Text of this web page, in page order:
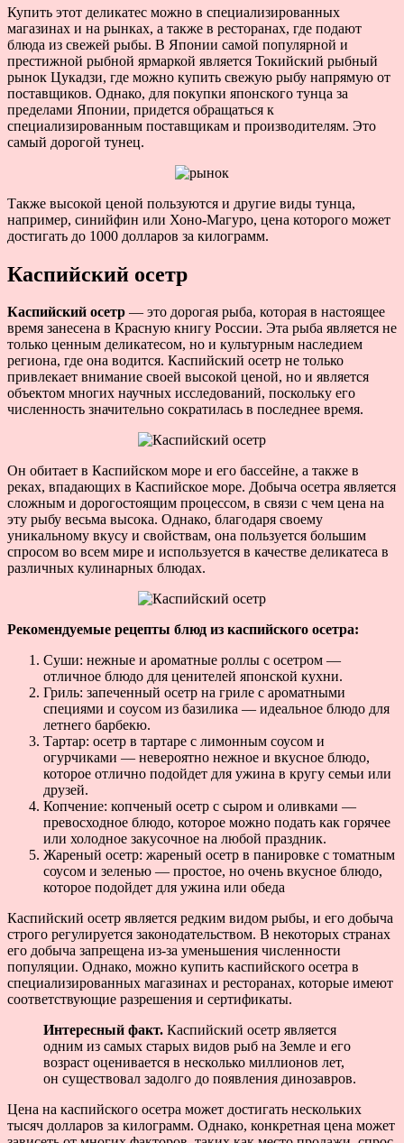
Купить этот деликатес можно в специализированных
магазинах и на рынках, а также в ресторанах, где подают
блюда из свежей рыбы. В Японии самой популярной и
престижной рыбной ярмаркой является Токийский рыбный
рынок Цукадзи, где можно купить свежую рыбу напрямую от
поставщиков. Однако, для покупки японского тунца за
пределами Японии, придется обращаться к
специализированным поставщикам и производителям. Это
самый дорогой тунец.
Также высокой ценой пользуются и другие виды тунца,
например, синийфин или Хоно-Магуро, цена которого может
достигать до 1000 долларов за килограмм.
Каспийский осетр
Каспийский осетр — это дорогая рыба, которая в настоящее
время занесена в Красную книгу России. Эта рыба является не
только ценным деликатесом, но и культурным наследием
региона, где она водится. Каспийский осетр не только
привлекает внимание своей высокой ценой, но и является
объектом многих научных исследований, поскольку его
численность значительно сократилась в последнее время.
Он обитает в Каспийском море и его бассейне, а также в
реках, впадающих в Каспийское море. Добыча осетра является
сложным и дорогостоящим процессом, в связи с чем цена на
эту рыбу весьма высока. Однако, благодаря своему
уникальному вкусу и свойствам, она пользуется большим
спросом во всем мире и используется в качестве деликатеса в
различных кулинарных блюдах.
Рекомендуемые рецепты блюд из каспийского осетра:
Суши: нежные и ароматные роллы с осетром —
отличное блюдо для ценителей японской кухни.
Гриль: запеченный осетр на гриле с ароматными
специями и соусом из базилика — идеальное блюдо для
летнего барбекю.
Тартар: осетр в тартаре с лимонным соусом и
огурчиками — невероятно нежное и вкусное блюдо,
которое отлично подойдет для ужина в кругу семьи или
друзей.
Копчение: копченый осетр с сыром и оливками —
превосходное блюдо, которое можно подать как горячее
или холодное закусочное на любой праздник.
Жареный осетр: жареный осетр в панировке с томатным
соусом и зеленью — простое, но очень вкусное блюдо,
которое подойдет для ужина или обеда
Каспийский осетр является редким видом рыбы, и его добыча
строго регулируется законодательством. В некоторых странах
его добыча запрещена из-за уменьшения численности
популяции. Однако, можно купить каспийского осетра в
специализированных магазинах и ресторанах, которые имеют
соответствующие разрешения и сертификаты.
Интересный факт. Каспийский осетр является
одним из самых старых видов рыб на Земле и его
возраст оценивается в несколько миллионов лет,
он существовал задолго до появления динозавров.
Цена на каспийского осетра может достигать нескольких
тысяч долларов за килограмм. Однако, конкретная цена может